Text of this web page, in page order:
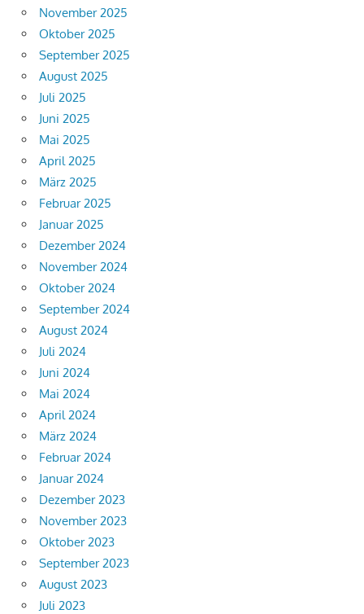
November 2025
Oktober 2025
September 2025
August 2025
Juli 2025
Juni 2025
Mai 2025
April 2025
März 2025
Februar 2025
Januar 2025
Dezember 2024
November 2024
Oktober 2024
September 2024
August 2024
Juli 2024
Juni 2024
Mai 2024
April 2024
März 2024
Februar 2024
Januar 2024
Dezember 2023
November 2023
Oktober 2023
September 2023
August 2023
Juli 2023